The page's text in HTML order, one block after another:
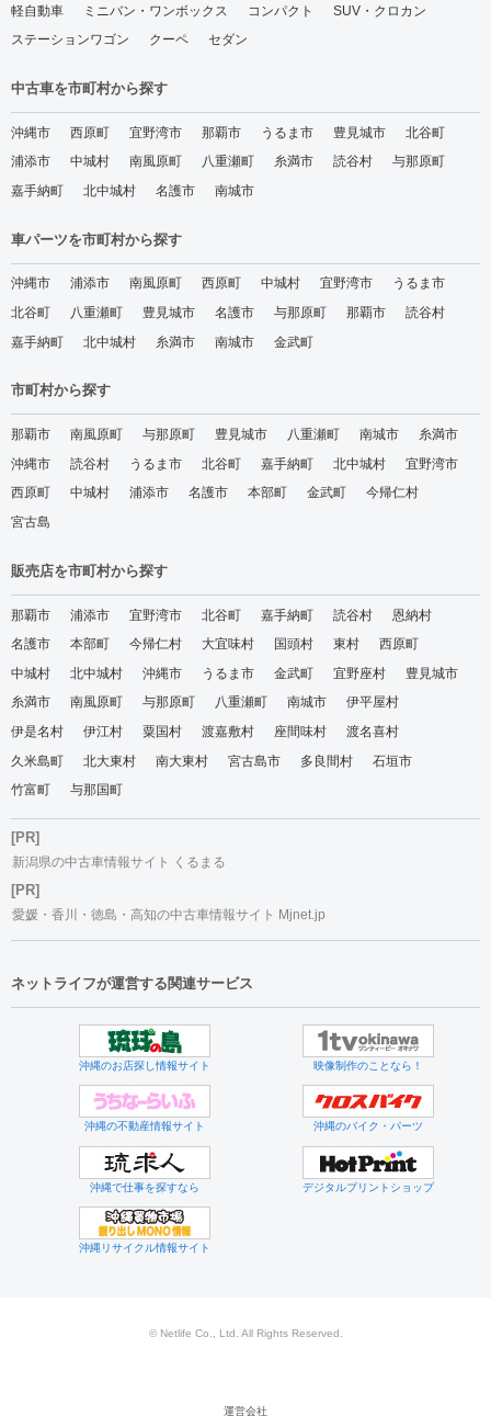
軽自動車 ミニバン・ワンボックス コンパクト
SUV・クロカン
ステーションワゴン
クーペ セダン
中古車を市町村から探す
沖縄市 西原町 宜野湾市 那覇市 うるま市 豊見城市
北谷町
浦添市
中城村 南風原町 八重瀬町 糸満市 読谷村
与那原町
嘉手納町
北中城村 名護市 南城市
車パーツを市町村から探す
沖縄市 浦添市 南風原町 西原町 中城村 宜野湾市
うるま市
北谷町
八重瀬町 豊見城市 名護市 与那原町 那覇市
読谷村
嘉手納町
北中城村 糸満市 南城市 金武町
市町村から探す
那覇市 南風原町 与那原町 豊見城市 八重瀬町 南城市
糸満市
沖縄市
読谷村 うるま市 北谷町 嘉手納町 北中城村
宜野湾市
西原町
中城村 浦添市 名護市 本部町 金武町
今帰仁村
宮古島
販売店を市町村から探す
那覇市 浦添市 宜野湾市 北谷町 嘉手納町 読谷村
恩納村
名護市
本部町 今帰仁村 大宜味村 国頭村 東村
西原町
中城村
北中城村 沖縄市 うるま市 金武町 宜野座村
豊見城市
糸満市
南風原町 与那原町 八重瀬町 南城市
伊平屋村
伊是名村
伊江村 粟国村 渡嘉敷村 座間味村
渡名喜村
久米島町
北大東村 南大東村 宮古島市 多良間村
石垣市
竹富町
与那国町
[PR]
新潟県の中古車情報サイト くるまる
[PR]
愛媛・香川・徳島・高知の中古車情報サイト Mjnet.jp
ネットライフが運営する関連サービス
沖縄のお店探し情報サイト 映像制作のことなら！
沖縄の不動産情報サイト 沖縄のバイク・パーツ
沖縄で仕事を探すなら デジタルプリントショップ
沖縄リサイクル情報サイト
© Netlife Co., Ltd. All Rights Reserved.
運営会社